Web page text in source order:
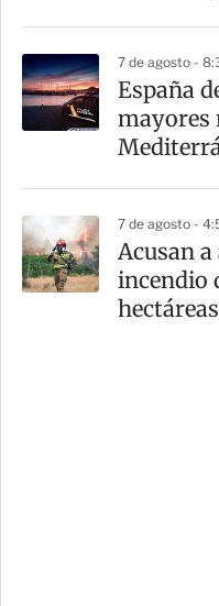
7 de agosto -
España
mayores
7 de agosto -
Acusan
incendio
hectáreas